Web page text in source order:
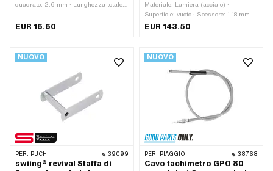
quadrato: 2.6 mm · Lunghezza totale:
MF11x0,75 (filettatura a passo fine) ·
Piaggio: 186324 · Numero OEM
Piaggio: 187423 · Numero OEM
EUR 16.60
Materiale: Lamiera (acciaio) ·
Superficie: vuoto · Spessore: 1.18 mm ·
Produttore: Prodotto in Svizzera · Tipo
EUR 143.50
NUOVO
PER: PUCH 39099
swiing® revival Staffa di
NUOVO
PER: PIAGGIO 38768
Cavo tachimetro GPO 80